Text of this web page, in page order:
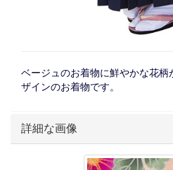
ベージュのお着物に鮮やかな花
ザインのお着物です。
詳細な画像